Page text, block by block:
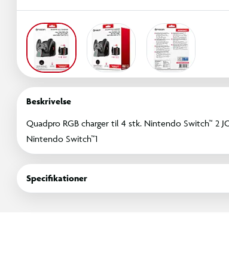
Beskrivelse
Quadpro RGB charger til 4 stk. Nintendo Switch™ 2
Nintendo Switch™1
Specifikationer